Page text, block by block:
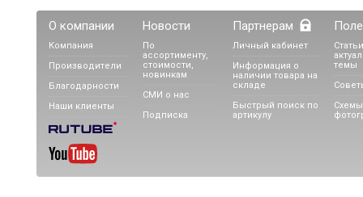
О компании
Компания
Производители
Благодарности
Наши клиенты
Новости
По
ассортименту,
стоимости,
новинкам
СМИ о нас
Подписка
Партнерам
Личный кабинет
Информация о
наличии товара на
складе
Быстрый поиск по
артикулу
темы